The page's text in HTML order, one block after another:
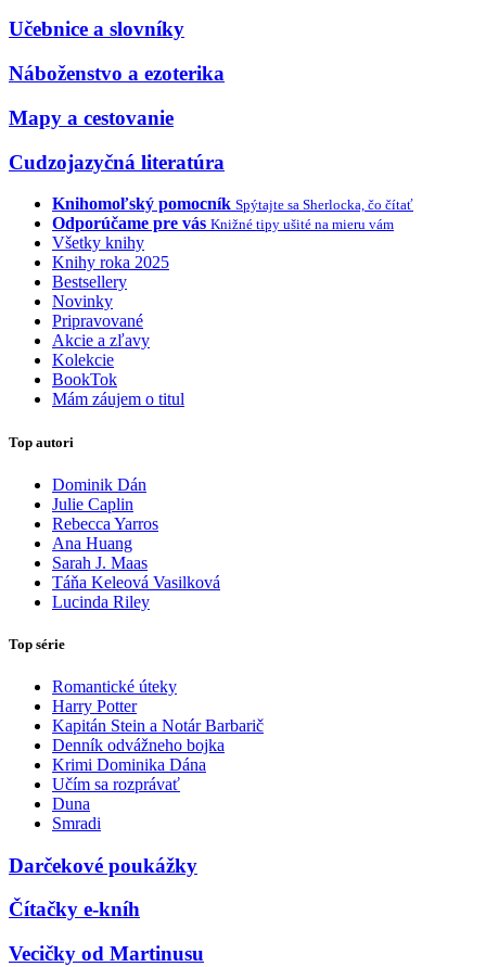
Učebnice a slovníky
Náboženstvo a ezoterika
Mapy a cestovanie
Cudzojazyčná literatúra
Knihomoľský pomocník Spýtajte sa Sherlocka, čo čítať
Odporúčame pre vás Knižné tipy ušité na mieru vám
Všetky knihy
Knihy roka 2025
Bestsellery
Novinky
Pripravované
Akcie a zľavy
Kolekcie
BookTok
Mám záujem o titul
Top autori
Dominik Dán
Julie Caplin
Rebecca Yarros
Ana Huang
Sarah J. Maas
Táňa Keleová Vasilková
Lucinda Riley
Top série
Romantické úteky
Harry Potter
Kapitán Stein a Notár Barbarič
Denník odvážneho bojka
Krimi Dominika Dána
Učím sa rozprávať
Duna
Smradi
Darčekové poukážky
Čítačky e-kníh
Vecičky od Martinusu